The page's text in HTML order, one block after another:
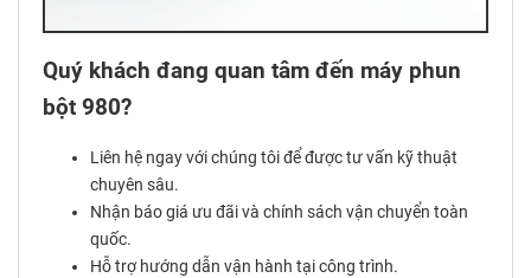
Quý khách đang quan tâm đến máy phun
bột 980?
Liên hệ ngay với chúng tôi để được tư vấn kỹ thuật
chuyên sâu.
Nhận báo giá ưu đãi và chính sách vận chuyển toàn
quốc.
Hỗ trợ hướng dẫn vận hành tại công trình.